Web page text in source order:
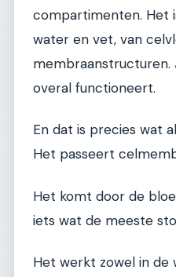
compartimenten. Het
water en vet, van
membraanstructuren.
overal functioneert.
En dat is precies wat
Het passeert
Het komt door de
iets wat de meeste
Het werkt zowel in de